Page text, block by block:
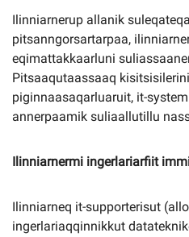
Ilinniarnerup allanik
pitsanngorsartarpaa,
eqimattakkaarluni
Pitsaaqutaassaaq
piginnaasaqarluaruit, it-
annerpaamik suliaallutillu
Ilinniarnermi ingerlariarfiit
Ilinniarneq it-supporterisut
ingerlariaqqinnikkut